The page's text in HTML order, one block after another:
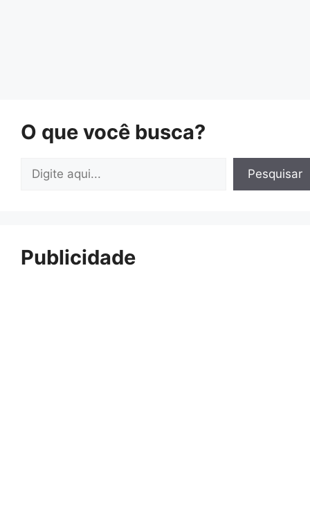
O que você busca?
Pesquisar
Publicidade